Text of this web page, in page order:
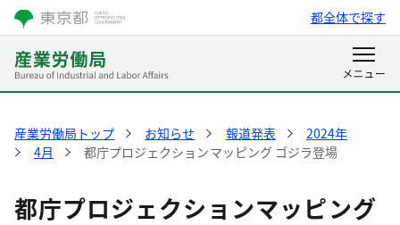
都全体で探す
産業労働局トップ お知らせ 報道発表
2024年
4月
都庁プロジェクションマッピング ゴジラ登場
都庁プロジェクションマッピング